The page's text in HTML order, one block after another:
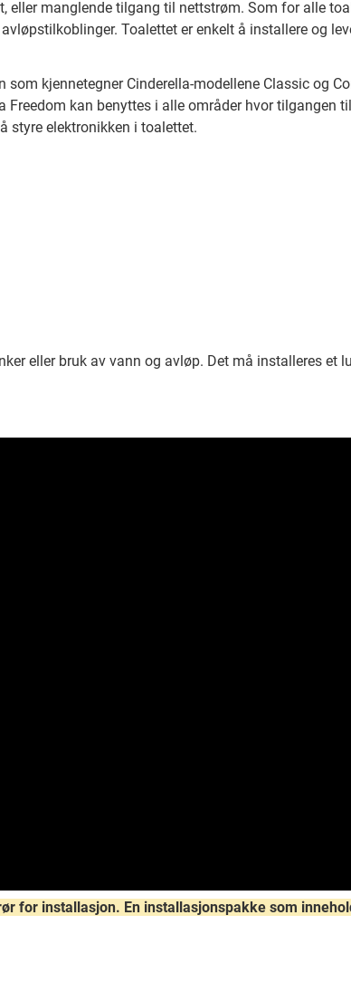
manglende tilgang til nettstrøm. Som for alle
Toalettet er enkelt å installere og
som kjennetegner Cinderella-modellene Classic og
kan benyttes i alle områder hvor tilgangen
styre elektronikken i toalettet.
eller bruk av vann og avløp. Det må installeres
for installasjon. En installasjonspakke som